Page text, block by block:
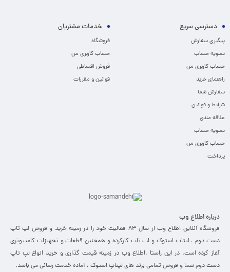
دسترسی سریع
پیگیری سفارش
تسویه حساب
حساب کاربری من
راهنمای خرید
سفارش شما
شرایط و قوانین
علاقه مندی
تسویه حساب
حساب کاربری من
پرداخت
خدمات مشتریان
فروشگاه
حساب کاربری من
فروش اقساطی
قوانین و مقررات
درباره اطلاع وب
فروشگاه آنلاین اطلاع وب از سال 83 فعالیت خود را در زمینه خرید و فروش لپ تاپ
دست دوم ، لپتاپ استوک و لب تاب کارکرده و همچنین قطعات و تجهیزات کامپیوتری
آغاز کرده است. در این راستا ،‌اطلاع وب در زمینه قیمت گذاری و خرید انواع لپ تاپ
دست دوم شما و فروش تمامی برند های لپتاپ استوک ، آماده خدمت رسانی می باشد.